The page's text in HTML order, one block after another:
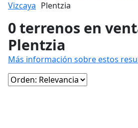
Vizcaya Plentzia
0 terrenos en
Plentzia
Más información sobre estos